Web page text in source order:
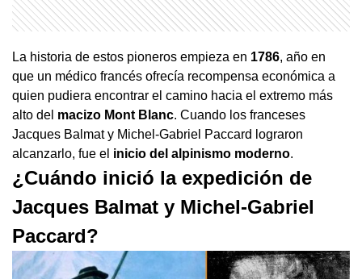
La historia de estos pioneros empieza en 1786, año en
que un médico francés ofrecía recompensa económica a
quien pudiera encontrar el camino hacia el extremo más
alto del macizo Mont Blanc. Cuando los franceses
Jacques Balmat y Michel-Gabriel Paccard lograron
alcanzarlo, fue el inicio del alpinismo moderno.
¿Cuándo inició la expedición de
Jacques Balmat y Michel-Gabriel
Paccard?